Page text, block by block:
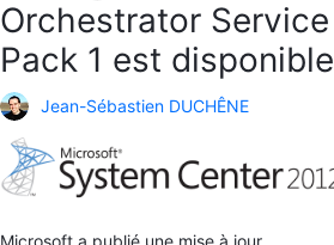
Orchestrator Service
Pack 1 est disponible
Jean-Sébastien DUCHÊNE
Microsoft a publié une mise à jour